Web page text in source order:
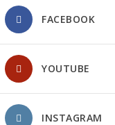
FACEBOOK
YOUTUBE
INSTAGRAM